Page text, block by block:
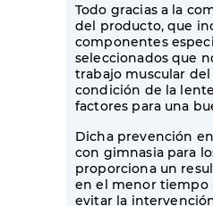
Todo gracias a la
del producto, que
componentes
seleccionados que
trabajo muscular
condición de la
factores para una
Dicha prevención
con gimnasia para
proporciona un
en el menor tiempo
evitar la